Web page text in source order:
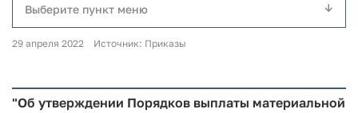
Выберите пункт меню
29 апреля 2022 Источник: Приказы
"Об утверждении Порядков выплаты материальной